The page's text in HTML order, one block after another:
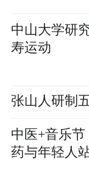
中山大学研
寿运动
张山人研制
中医+音乐节
药与年轻人